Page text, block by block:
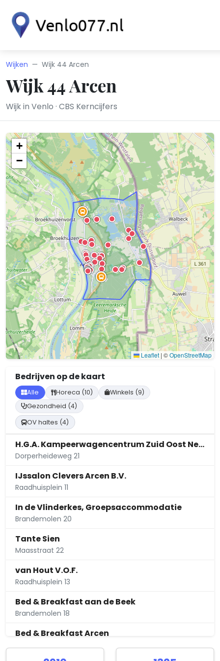
Wijken Wijk 44 Arcen
Wijk 44 Arcen
Wijk in Venlo · CBS Kerncijfers
+
−
Leaflet | ©OpenStreetMap
Bedrijven op de kaart
Alle Horeca (10)
Winkels (9)
Gezondheid (4)
OV haltes (4)
H.G.A. Kampeerwagencentrum Zuid Oost Nederland
Dorperheideweg 21
IJssalon Clevers Arcen B.V.
Raadhuisplein 11
In de Vlinderkes, Groepsaccommodatie
Brandemolen 20
Tante Sien
Maasstraat 22
van Hout V.O.F.
Raadhuisplein 13
Bed & Breakfast aan de Beek
Brandemolen 18
Bed & Breakfast Arcen